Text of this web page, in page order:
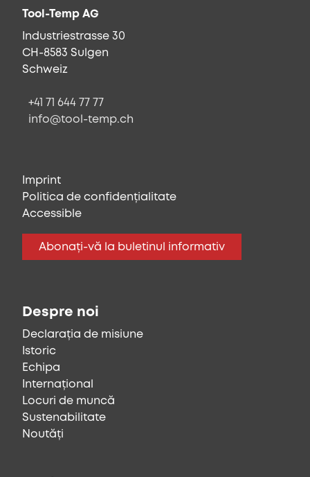
Tool-Temp AG
Industriestrasse 30
CH-8583 Sulgen
Schweiz
+41 71 644 77 77
info@tool-temp.ch
Imprint
Politica de confidențialitate
Accessible
Abonați-vă la buletinul informativ
Despre noi
Declarația de misiune
Istoric
Echipa
Internațional
Locuri de muncă
Sustenabilitate
Noutăți